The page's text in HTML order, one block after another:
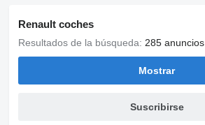
Renault coches
Resultados de la búsqueda: 285 anuncios
Mostrar
Suscribirse